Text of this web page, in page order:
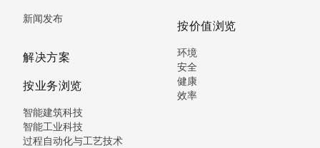
新闻发布
解决方案
按业务浏览
智能建筑科技
智能工业科技
过程自动化与工艺技术
按价值浏览
环境
安全
健康
效率